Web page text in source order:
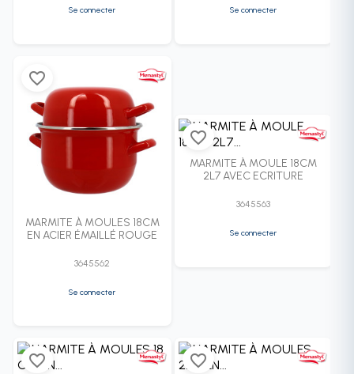
Se connecter Se connecter
MARMITE À MOULES 18CM
EN ACIER ÉMAILLÉ ROUGE
3645562
Se connecter
favorite_border
MARMITE À MOULE 18CM
2L7 AVEC ECRITURE
3645563
Se connecter
favorite_border
favorite_border favorite_border